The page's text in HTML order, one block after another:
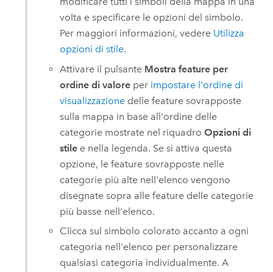
volta e specificare le opzioni del simbolo.
Per maggiori informazioni, vedere Utilizza
opzioni di stile.
Attivare il pulsante Mostra feature per
ordine di valore per impostare l'ordine di
visualizzazione delle feature sovrapposte
sulla mappa in base all'ordine delle
categorie mostrate nel riquadroOpzioni di
stile e nella legenda. Se si attiva questa
opzione, le feature sovrapposte nelle
categorie più alte nell'elenco vengono
disegnate sopra alle feature delle categorie
più basse nell'elenco.
Clicca sul simbolo colorato accanto a ogni
categoria nell'elenco per personalizzare
qualsiasi categoria individualmente. A